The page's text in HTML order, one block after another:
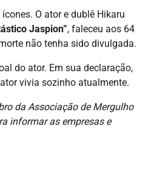
O ator e dublê Hikaru
Jaspion”, faleceu aos 64
não tenha sido divulgada.
do ator. Em sua declaração,
vivia sozinho atualmente.
da Associação de Mergulho
informar as empresas e